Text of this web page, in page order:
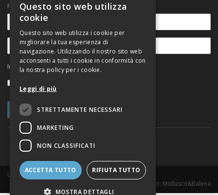
Per rimanere aggiornato sulle novità.
Informativa sul trattamento dei dati personali
Urban@it Viale del Risorgimento, 2 - 40136 Bologna
Web Design: Mollusco&Balena
ITALIAN
Questo sito web utilizza
cookie
Questo sito web utilizza i cookie per
migliorare la tua esperienza di
navigazione. Utilizzando il nostro sito web
acconsenti a tutti i cookie in conformità con
la nostra policy per i cookie.
Leggi di più
STRETTAMENTE NECESSARI
MARKETING
NON CLASSIFICATI
ACCETTA TUTTO RIFIUTA TUTTO
MOSTRA DETTAGLI